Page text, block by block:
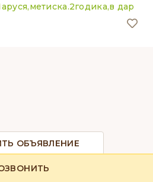
дар
ОБЪЯВЛЕНИЕ